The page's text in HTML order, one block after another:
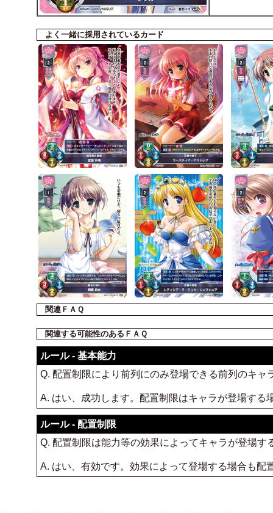
よく一緒に採用されているカード
関連ＦＡＱ
関連する可能性のあるＦＡＱ
ルール - 基本能力
Q. 配置制限により前列にのみ登場できる前列のキ
A. はい、成功します。配置制限はキャラが登場す
ルール - 配置制限
Q. 配置制限は能力等の効果によってキャラが登場す
A. はい、有効です。効果によって登場する場合も